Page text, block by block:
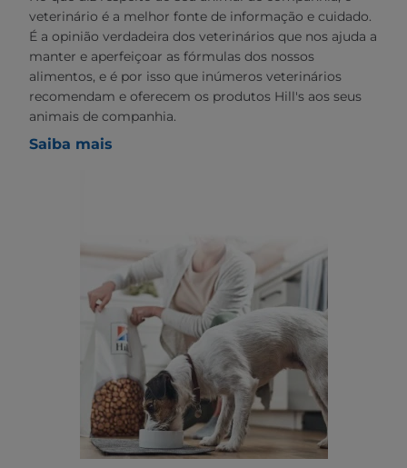
veterinário é a melhor fonte de informação e cuidado.
É a opinião verdadeira dos veterinários que nos ajuda a
manter e aperfeiçoar as fórmulas dos nossos
alimentos, e é por isso que inúmeros veterinários
recomendam e oferecem os produtos Hill's aos seus
animais de companhia.
Saiba mais